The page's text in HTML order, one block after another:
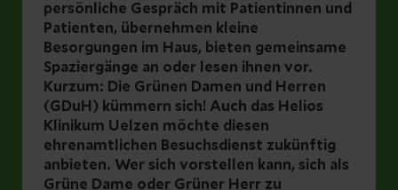
persönliche Gespräch mit Patientinnen und
Patienten, übernehmen kleine
Besorgungen im Haus, bieten gemeinsame
Spaziergänge an oder lesen ihnen vor.
Kurzum: Die Grünen Damen und Herren
(GDuH) kümmern sich! Auch das Helios
Klinikum Uelzen möchte diesen
ehrenamtlichen Besuchsdienst zukünftig
anbieten. Wer sich vorstellen kann, sich als
Grüne Dame oder Grüner Herr zu